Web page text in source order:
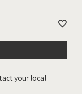
your local